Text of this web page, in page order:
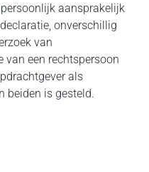
aansprakelijk
onverschillig
van
van een rechtspersoon
als
beiden is gesteld.